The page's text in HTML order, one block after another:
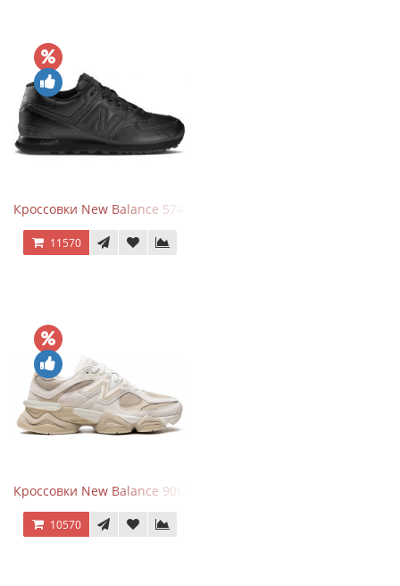
Кроссовки New Balance 574 Triple Black Leather
11570
Кроссовки New Balance 9060 Beige White
10570